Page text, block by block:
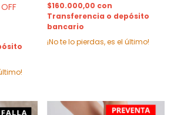
$160.000,00 con
Transferencia o depósito
bancario
¡No te lo pierdas, es el último!